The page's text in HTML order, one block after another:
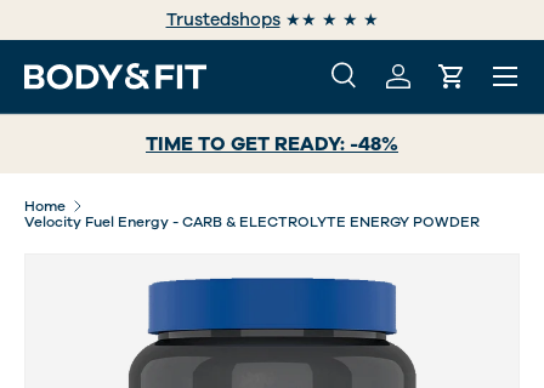
GA NAAR INHOUD
Trustedshops★★ ★ ★ ★
Zoeken
ZoekenInloggen
Menu
TIME TO GET READY: -48%
Home
Velocity Fuel Energy - CARB & ELECTROLYTE ENERGY POWDER